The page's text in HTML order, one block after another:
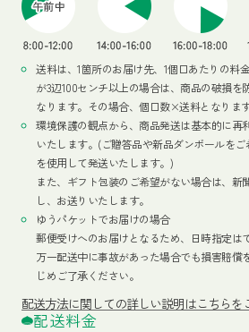
送料は、1箇所のお届け先、1個口あたりの料
が3辺100センチ以上の場合は、商品の破損を
なります。その場合、個口数×送料となります
環境保護の観点から、商品発送は基本的に再
いたします。(ご贈答品や新品ダンボールを
を使用して発送いたします。)
また、ギフト包装のご希望がない場合は、新
し、お送りいたします。
ゆうパケットでお届けの場合
郵便受けへのお届けとなるため、日時指定は
万一配送中に事故があった場合でも損害賠償
じめご了承ください。
配送方法に関しての詳しい説明はこちらを
配送料金